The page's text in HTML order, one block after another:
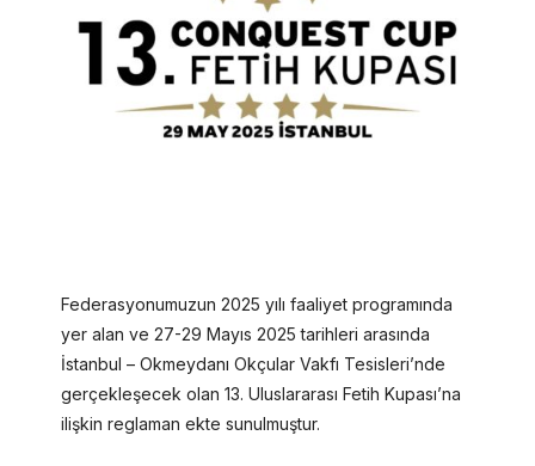
Federasyonumuzun 2025 yılı faaliyet programında
yer alan ve 27-29 Mayıs 2025 tarihleri arasında
İstanbul – Okmeydanı Okçular Vakfı Tesisleri’nde
gerçekleşecek olan 13. Uluslararası Fetih Kupası’na
ilişkin reglaman ekte sunulmuştur.